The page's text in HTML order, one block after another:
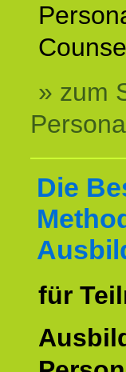
» zum
Die
für